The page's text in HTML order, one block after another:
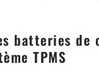
batteries de
TPMS